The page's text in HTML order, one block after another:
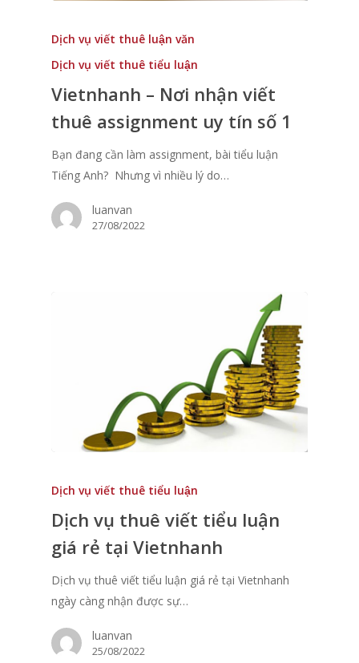
Dịch vụ viết thuê luận văn
Dịch vụ viết thuê tiểu luận
Vietnhanh – Nơi nhận viết
thuê assignment uy tín số 1
Bạn đang cần làm assignment, bài tiểu luận
Tiếng Anh? Nhưng vì nhiều lý do…
luanvan
27/08/2022
Dịch vụ viết thuê tiểu luận
Dịch vụ thuê viết tiểu luận
giá rẻ tại Vietnhanh
Dịch vụ thuê viết tiểu luận giá rẻ tại Vietnhanh
ngày càng nhận được sự…
luanvan
25/08/2022